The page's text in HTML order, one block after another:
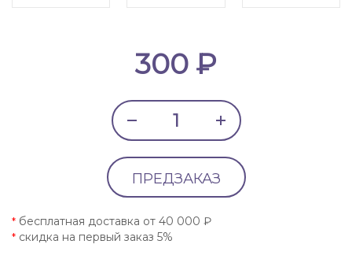
300 ₽
ПРЕДЗАКАЗ
* бесплатная доставка от 40 000 ₽
* скидка на первый заказ 5%